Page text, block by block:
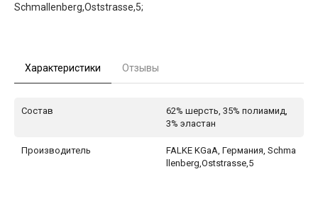
Schmallenberg,Oststrasse,5;
Характеристики Отзывы
Состав
62% шерсть, 35% полиамид,
3% эластан
Производитель
FALKE KGaA, Германия, Schma
llenberg,Oststrasse,5